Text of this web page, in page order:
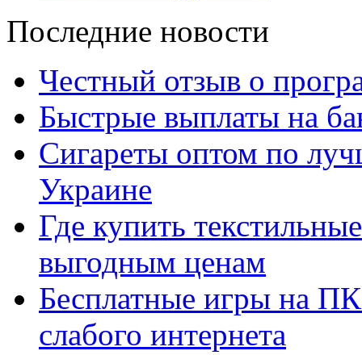
Последние новости
Честный отзыв о
Быстрые выплаты на
Сигареты оптом по
Украине
Где купить
выгодным ценам
Бесплатные игры на
слабого интернета